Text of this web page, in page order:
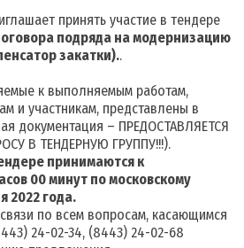
принять участие в тендере
подряда на модернизацию
закатки)..
к выполняемым работам,
и участникам, представлены в
документация – ПРЕДОСТАВЛЯЕТСЯ
В ТЕНДЕРНУЮ ГРУППУ!!!).
принимаются к
00 минут по московскому
2022 года.
по всем вопросам, касающимся
24-02-34, (8443) 24-02-68